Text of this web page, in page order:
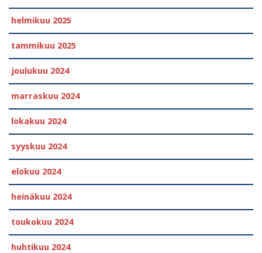
helmikuu 2025
tammikuu 2025
joulukuu 2024
marraskuu 2024
lokakuu 2024
syyskuu 2024
elokuu 2024
heinäkuu 2024
toukokuu 2024
huhtikuu 2024